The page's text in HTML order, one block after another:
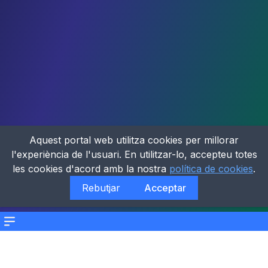
Menu
Aquest portal web utilitza cookies per millorar
l'experiència de l'usuari. En utilitzar-lo, accepteu totes
les cookies d'acord amb la nostra política de cookies.
Rebutjar
Acceptar